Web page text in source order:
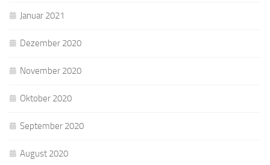
Januar 2021
Dezember 2020
November 2020
Oktober 2020
September 2020
August 2020